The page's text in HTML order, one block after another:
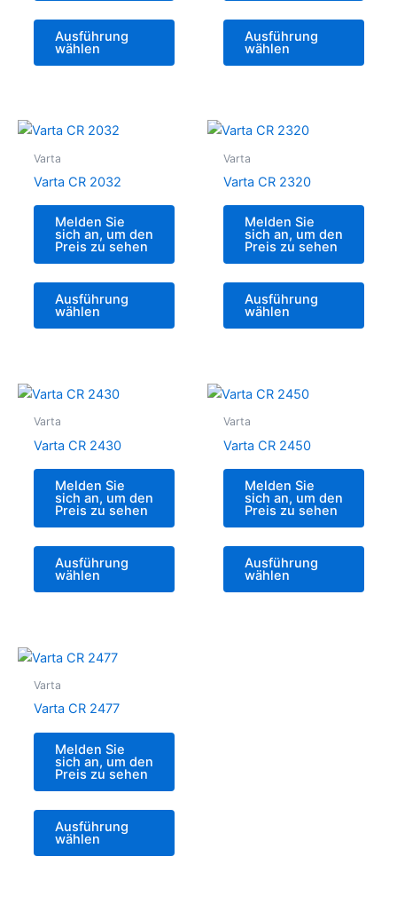
Ausführung
wählen
Ausführung
wählen
Varta
Varta CR 2032
Melden Sie
sich an, um den
Preis zu sehen
Ausführung
wählen
Varta
Varta CR 2320
Melden Sie
sich an, um den
Preis zu sehen
Ausführung
wählen
Varta
Varta CR 2430
Melden Sie
sich an, um den
Preis zu sehen
Ausführung
wählen
Varta
Varta CR 2450
Melden Sie
sich an, um den
Preis zu sehen
Ausführung
wählen
Varta
Varta CR 2477
Melden Sie
sich an, um den
Preis zu sehen
Ausführung
wählen